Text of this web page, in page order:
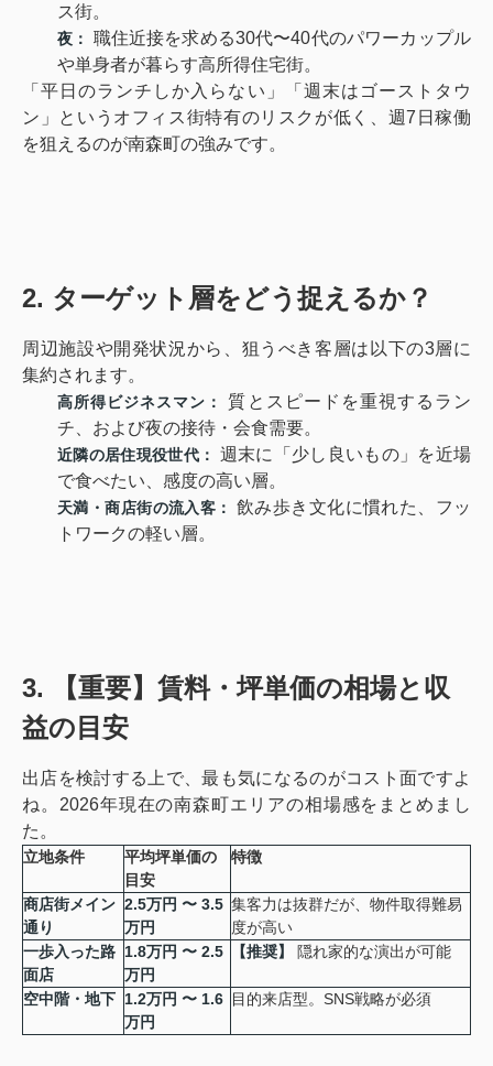
ス街。
夜：
職住近接を求める30代〜40代のパワーカップル
や単身者が暮らす高所得住宅街。
「平日のランチしか入らない」「週末はゴーストタウ
ン」というオフィス街特有のリスクが低く、週7日稼働
を狙えるのが南森町の強みです。
2. ターゲット層をどう捉えるか？
周辺施設や開発状況から、狙うべき客層は以下の3層に
集約されます。
高所得ビジネスマン：
質とスピードを重視するラン
チ、および夜の接待・会食需要。
近隣の居住現役世代：
週末に「少し良いもの」を近場
で食べたい、感度の高い層。
天満・商店街の流入客：
飲み歩き文化に慣れた、フッ
トワークの軽い層。
3. 【重要】賃料・坪単価の相場と収
益の目安
出店を検討する上で、最も気になるのがコスト面ですよ
ね。2026年現在の南森町エリアの相場感をまとめまし
た。
立地条件
平均坪単価の
目安
特徴
商店街メイン
通り
2.5万円 〜 3.5
万円
集客力は抜群だが、物件取得難易
度が高い
一歩入った路
面店
1.8万円 〜 2.5
万円
【推奨】 隠れ家的な演出が可能
空中階・地下 1.2万円 〜 1.6
万円
目的来店型。SNS戦略が必須